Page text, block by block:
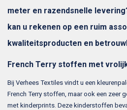
meter en razendsnelle
kan u rekenen op een ruim
kwaliteitsproducten en
French Terry stoffen met
Bij Verhees Textiles vindt u een
French Terry stoffen, maar ook een zeer
met kinderprints. Deze kinderstoffen